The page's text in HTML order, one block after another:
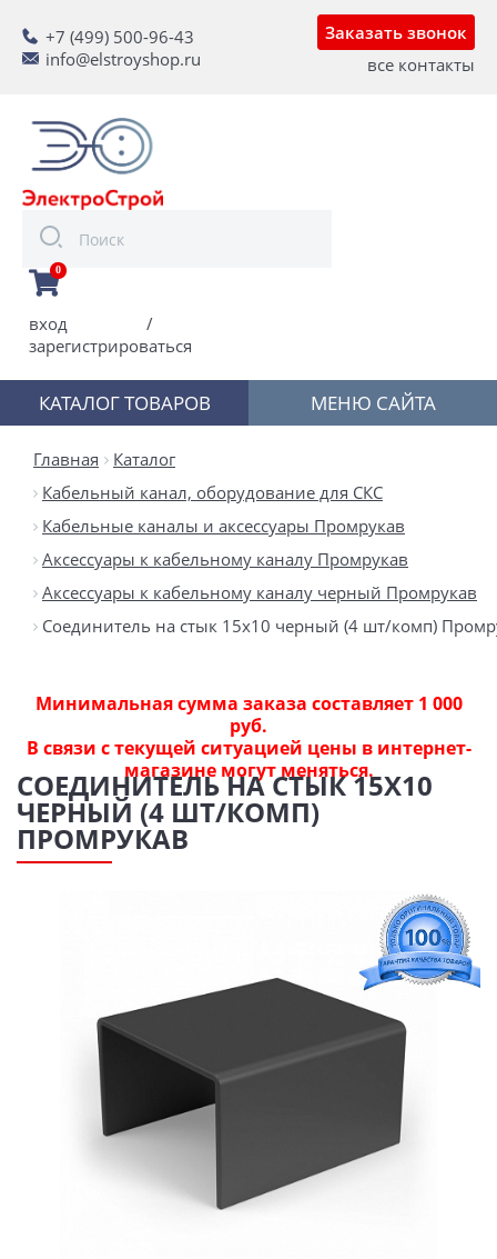
+7 (499) 500-96-43
info@elstroyshop.ru
Заказать звонок
все контакты
0
вход
/
зарегистрироваться
КАТАЛОГ ТОВАРОВ МЕНЮ САЙТА
Главная
Каталог
Кабельный канал, оборудование для СКС
Кабельные каналы и аксессуары Промрукав
Аксессуары к кабельному каналу Промрукав
Аксессуары к кабельному каналу черный Промрукав
Соединитель на стык 15х10 черный (4 шт/комп)
Минимальная сумма заказа составляет 1 000
руб.
В связи с текущей ситуацией цены в интернет-
магазине могут меняться.
СОЕДИНИТЕЛЬ НА СТЫК 15Х10
ЧЕРНЫЙ (4 ШТ/КОМП)
ПРОМРУКАВ